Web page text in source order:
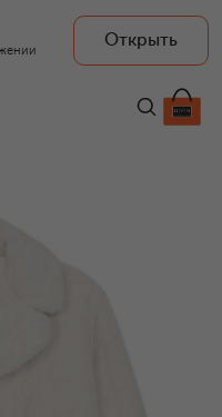
Открыть
36 950 ₽